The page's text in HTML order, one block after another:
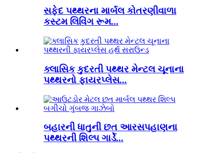
સફેદ પથ્થરના માર્બલ કોતરણીવાળા
કસ્ટમ લિવિંગ રૂમ...
ક્લાસિક કુદરતી પથ્થર મેન્ટલ ચૂનાના
પથ્થરનો ફાયરપ્લેસ...
બહારની ધાતુની છત આરસપહાણના
પથ્થરની શિલ્પ ગાર્ડે...